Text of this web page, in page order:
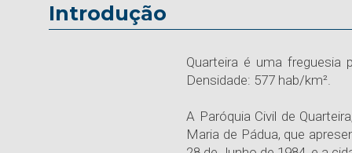
Introdução
Quarteira é uma freguesia
Densidade: 577 hab/km².
A Paróquia Civil de
Maria de Pádua, que